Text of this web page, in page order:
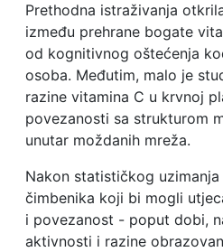
Prethodna istraživanja
između prehrane bogate
od kognitivnog oštećenja
osoba. Međutim, malo je
razine vitamina C u krvnoj
povezanosti sa strukturom
unutar moždanih mreža.
Nakon statističkog
čimbenika koji bi mogli
i povezanost - poput dobi,
aktivnosti i razine